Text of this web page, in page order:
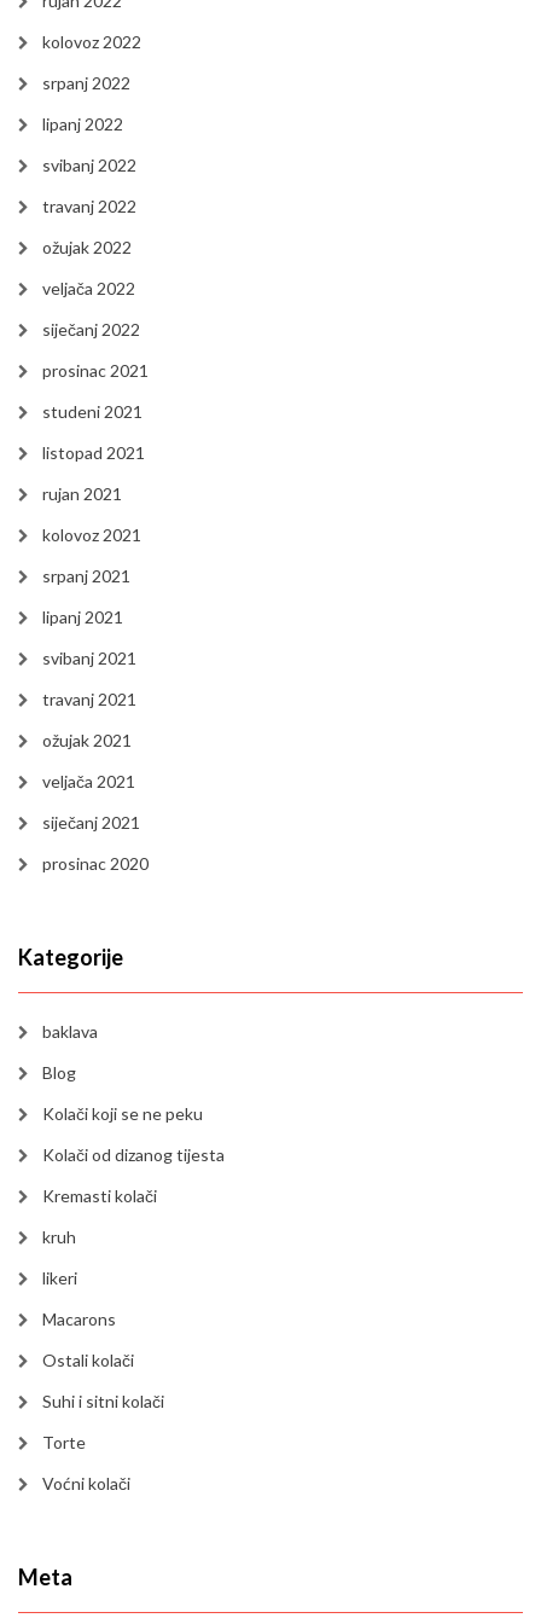
kolovoz 2022
srpanj 2022
lipanj 2022
svibanj 2022
travanj 2022
ožujak 2022
veljača 2022
siječanj 2022
prosinac 2021
studeni 2021
listopad 2021
rujan 2021
kolovoz 2021
srpanj 2021
lipanj 2021
svibanj 2021
travanj 2021
ožujak 2021
veljača 2021
siječanj 2021
prosinac 2020
Kategorije
baklava
Blog
Kolači koji se ne peku
Kolači od dizanog tijesta
Kremasti kolači
kruh
likeri
Macarons
Ostali kolači
Suhi i sitni kolači
Torte
Voćni kolači
Meta